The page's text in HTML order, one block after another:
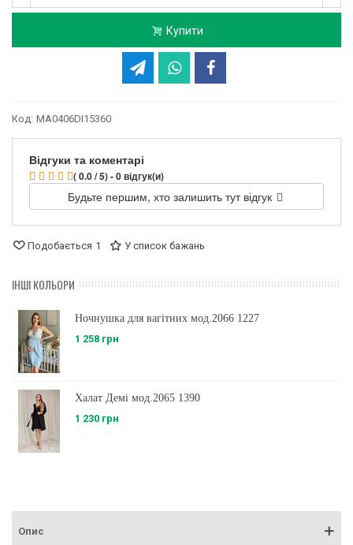
Купити
Код: MA0406DI15360
Відгуки та коментарі
( 0.0 / 5) - 0 відгук(и)
Будьте першим, хто залишить тут відгук
Подобається 1 У список бажань
ІНШІ КОЛЬОРИ
Ночнушка для вагітних мод.2066 1227
1 258 грн
Халат Демі мод.2065 1390
1 230 грн
Опис